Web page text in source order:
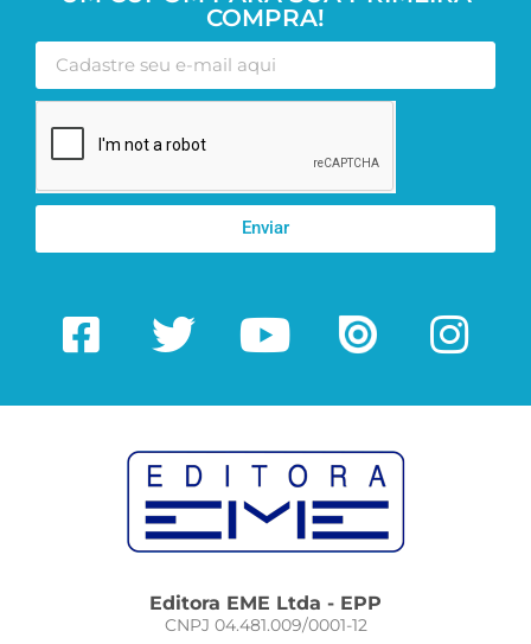
COMPRA!
Enviar
Editora EME Ltda - EPP
CNPJ 04.481.009/0001-12